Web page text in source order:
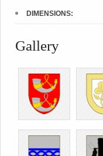
DIMENSIONS:
Gallery